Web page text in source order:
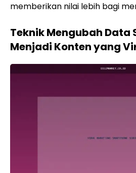
memberikan nilai lebih bagi
Teknik Mengubah Data
Menjadi Konten yang